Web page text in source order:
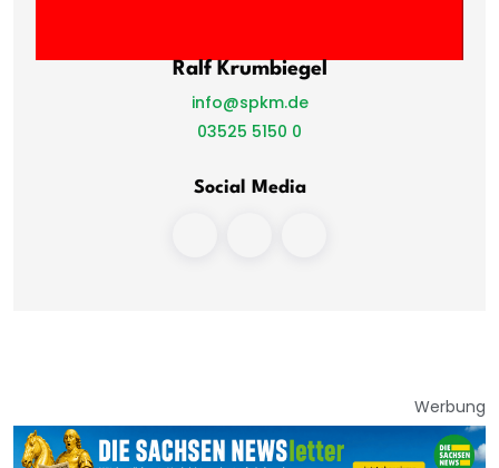
Ralf Krumbiegel
info@spkm.de
03525 5150 0
Social Media
Werbung